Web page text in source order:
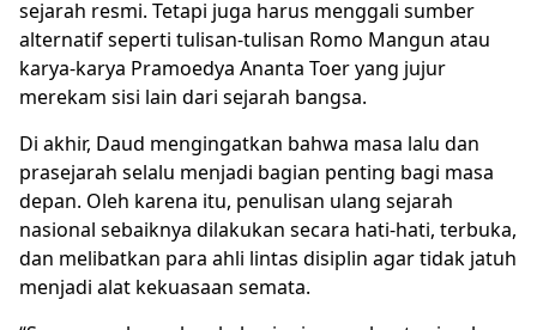
sejarah resmi. Tetapi juga harus menggali sumber
alternatif seperti tulisan-tulisan Romo Mangun atau
karya-karya Pramoedya Ananta Toer yang jujur
merekam sisi lain dari sejarah bangsa.
Di akhir, Daud mengingatkan bahwa masa lalu dan
prasejarah selalu menjadi bagian penting bagi masa
depan. Oleh karena itu, penulisan ulang sejarah
nasional sebaiknya dilakukan secara hati-hati, terbuka,
dan melibatkan para ahli lintas disiplin agar tidak jatuh
menjadi alat kekuasaan semata.